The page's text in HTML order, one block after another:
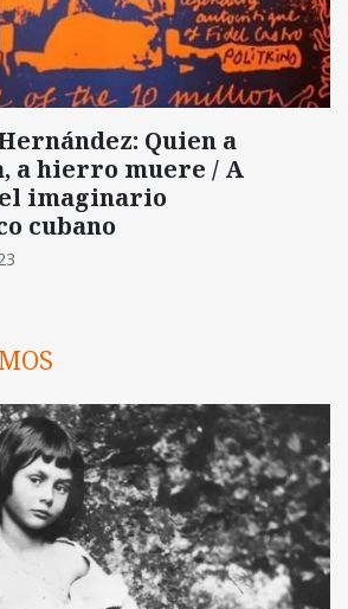
Quien a
a hierro muere / A
imaginario
cubano